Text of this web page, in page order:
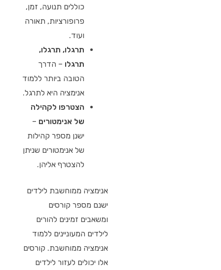
כוללים תנועה, זמן,
פרופורציות, תאורה
ועוד.
תרגלו, תרגלו,
תרגלו – הדרך
הטובה ביותר ללמוד
אנימציה היא לתרגל.
הצטרפו לקהילה
של אנימטורים –
ישנן מספר קהילות
של אנימטורים שניתן
להצטרף אליהן.
אנימציה ממוחשבת לילדים
ישנם מספר קורסים
ומשאבים זמינים להורים
לילדים המעוניינים ללמוד
אנימציה ממוחשבת. קורסים
אלו יכולים לעזור לילדים